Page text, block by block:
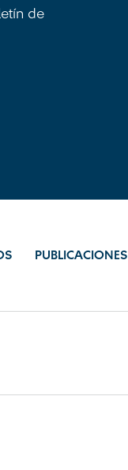
de
PUBLICACIONES